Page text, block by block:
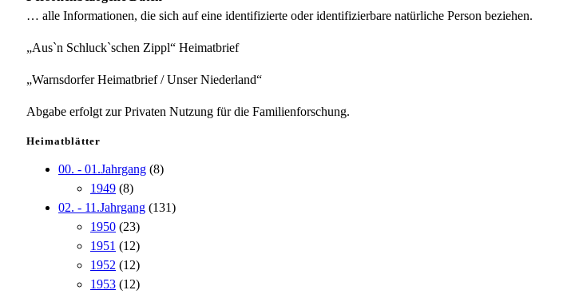
… alle Informationen, die sich auf eine identifizierte oder identifizierbare natürliche Person beziehen.
„Aus`n Schluck`schen Zippl“ Heimatbrief
„Warnsdorfer Heimatbrief / Unser Niederland“
Abgabe erfolgt zur Privaten Nutzung für die Familienforschung.
Heimatblätter
00. - 01.Jahrgang (8)
1949 (8)
02. - 11.Jahrgang (131)
1950 (23)
1951 (12)
1952 (12)
1953 (12)